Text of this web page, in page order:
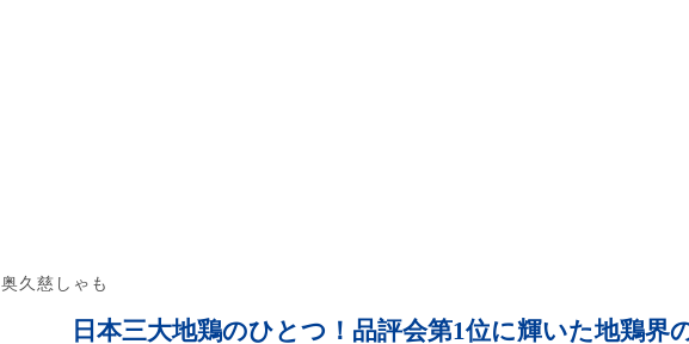
奥久慈しゃも
日本三大地鶏のひとつ！品評会第1位に輝いた地鶏界